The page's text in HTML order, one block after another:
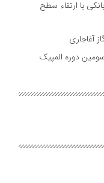
با ارتقاء سطح
آغاجاری
تخصصی در سومین دوره المپیک